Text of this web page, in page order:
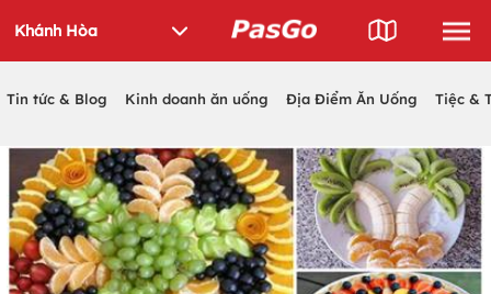
Tin tức & Blog Kinh doanh ăn uống Địa Điểm Ăn Uống Tiệc &